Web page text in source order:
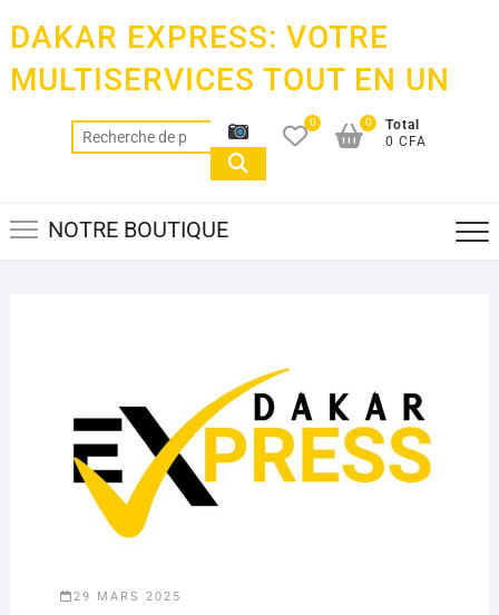
content
DAKAR EXPRESS: VOTRE
MULTISERVICES TOUT EN UN
Recherche
pour :
0
Total
0 CFA
0
NOTRE BOUTIQUE
29 MARS 2025